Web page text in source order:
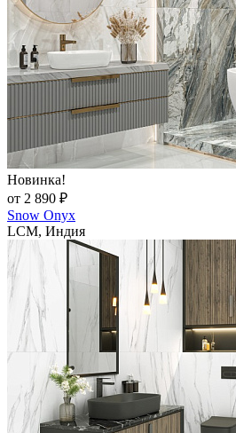
Новинка!
от 2 890 ₽
Snow Onyx
LCM, Индия